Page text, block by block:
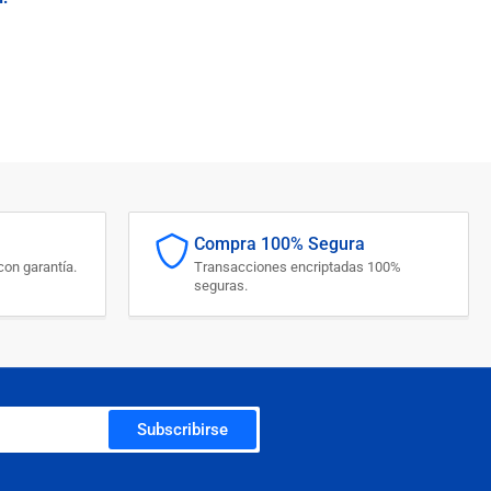
garantía.
Compra 100% Segura
Transacciones encriptadas 100%
seguras.
Subscribirse